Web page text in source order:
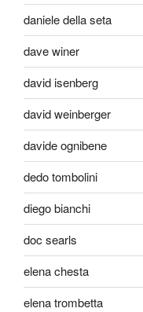
daniele della seta
dave winer
david isenberg
david weinberger
davide ognibene
dedo tombolini
diego bianchi
doc searls
elena chesta
elena trombetta